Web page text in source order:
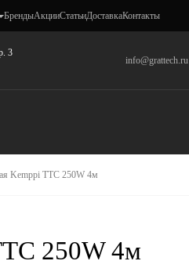
БрендыАкцииСтатьиДоставкаКонтакты
3
info@grattech.ru
Kemppi ТТС 250W 4м
250W 4м